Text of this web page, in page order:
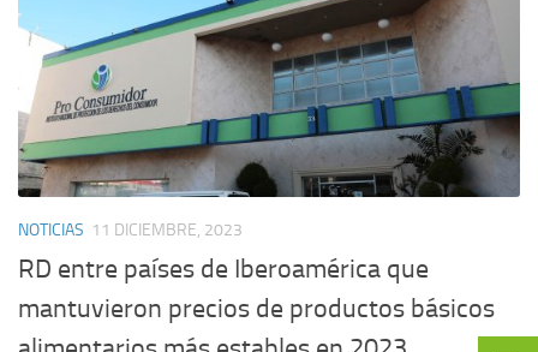
NOTICIAS 11 DICIEMBRE, 2023
RD entre países de Iberoamérica que
mantuvieron precios de productos básicos